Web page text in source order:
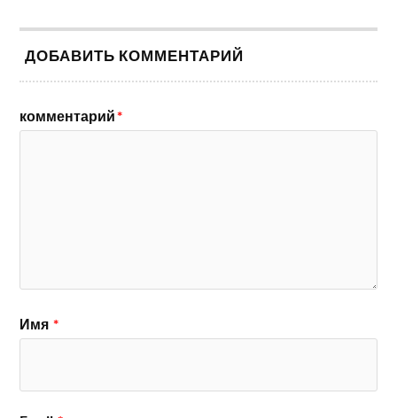
ДОБАВИТЬ КОММЕНТАРИЙ
комментарий*
Имя *